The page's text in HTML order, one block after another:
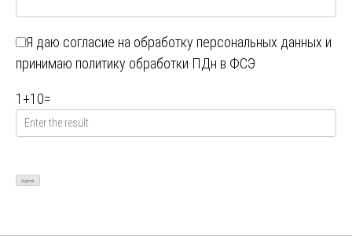
Я даю согласие на обработку персональных данных и
принимаю политику обработки ПДн в ФСЭ
1 +10=